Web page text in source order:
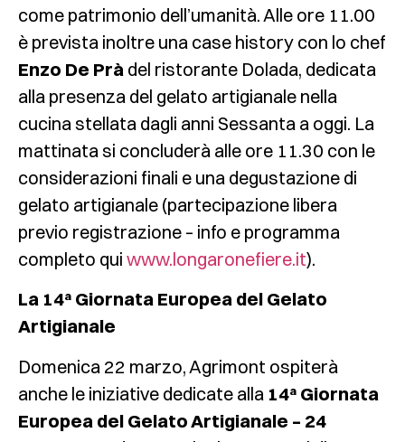
come patrimonio dell’umanità. Alle ore 11.00
è prevista inoltre una case history con lo chef
Enzo De Prà del ristorante Dolada, dedicata
alla presenza del gelato artigianale nella
cucina stellata dagli anni Sessanta a oggi. La
mattinata si concluderà alle ore 11.30 con le
considerazioni finali e una degustazione di
gelato artigianale (partecipazione libera
previo registrazione – info e programma
completo qui www.longaronefiere.it).
La 14ª Giornata Europea del Gelato
Artigianale
Domenica 22 marzo, Agrimont ospiterà
anche le iniziative dedicate alla 14ª Giornata
Europea del Gelato Artigianale – 24